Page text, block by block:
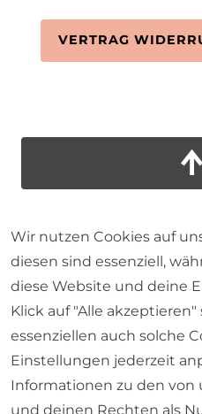
VERTRAG
Wir nutzen Cookies auf
diesen sind essenziell,
diese Website und deine
Klick auf "Alle
essenziellen auch solche
Einstellungen jederzeit
Informationen zu den von
und deinen Rechten als